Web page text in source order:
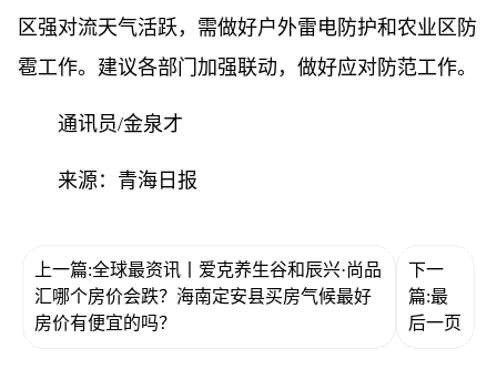
区强对流天气活跃，需做好户外雷电防护和农业区防
雹工作。建议各部门加强联动，做好应对防范工作。
通讯员/金泉才
来源：青海日报
上一篇:全球最资讯丨爱克养生谷和辰兴·尚品
汇哪个房价会跌？海南定安县买房气候最好
房价有便宜的吗？
下一
篇:最
后一页